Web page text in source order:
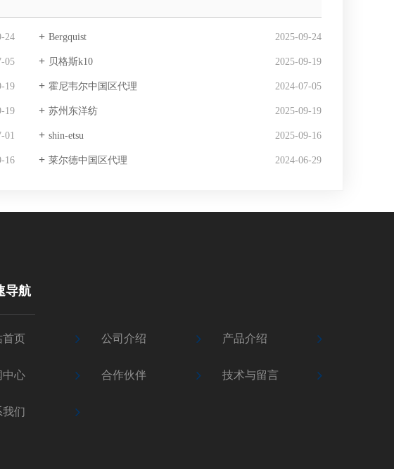
24 Bergquist 2025-09-24
05 贝格斯k10 2025-09-19
19 霍尼韦尔中国区代理 2024-07-05
19 苏州东洋纺 2025-09-19
01 shin-etsu 2025-09-16
16 莱尔德中国区代理 2024-06-29
导航
首页 公司介绍 产品介绍
中心 合作伙伴 技术与留言
我们